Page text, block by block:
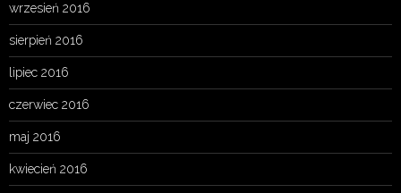
wrzesień 2016
sierpień 2016
lipiec 2016
czerwiec 2016
maj 2016
kwiecień 2016